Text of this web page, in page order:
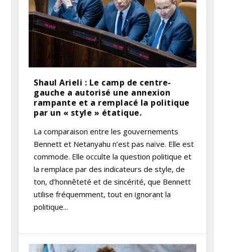
Shaul Arieli : Le camp de centre-
gauche a autorisé une annexion
rampante et a remplacé la politique
par un « style » étatique.
La comparaison entre les gouvernements
Bennett et Netanyahu n’est pas naïve. Elle est
commode. Elle occulte la question politique et
la remplace par des indicateurs de style, de
ton, d’honnêteté et de sincérité, que Bennett
utilise fréquemment, tout en ignorant la
politique...